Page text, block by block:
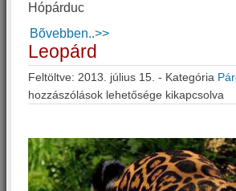
Hópárduc
Bõvebben..>>
Leopárd
Feltöltve: 2013. július 15. - Kategória
hozzászólások lehetősége kikapcsolva